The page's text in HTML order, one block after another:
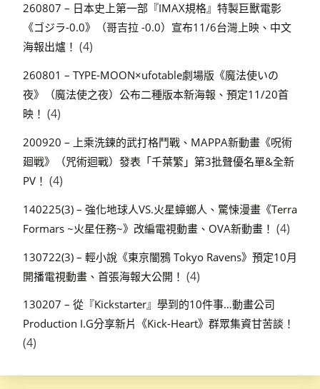
260807 – 日本史上第一部『IMAX規格』特製巨獸電影
《ゴジラ-0.0》（哥吉拉 -0.0）宣布11/6台灣上映、中文
海報出爐！ (4)
260801 – TYPE-MOON×ufotable劇場版《魔法使いの
夜》（魔法使之夜）公布二種版本新海報、預定11/20首
映！ (4)
200920 – 上乘洗鍊的武打格鬥戰、MAPPA新動畫《呪術
廻戦》（咒術迴戰）發表「千葉繁」第3批聲優名單&全新
PV！ (4)
140225(3) – 強化地球人VS.火星蟑螂人、驚悚漫畫《Terra
Formars ~火星任務~》改編電視動畫、OVA新動畫！ (4)
130722(3) – 輕小說《東京闇鴉 Tokyo Ravens》預定10月
開播電視動畫、首張海報大公開！ (4)
130207 – 從『Kickstarter』學到的10件事…動畫公司
Production I.G分享新片《Kick-Heart》群眾集資甘苦談！
(4)